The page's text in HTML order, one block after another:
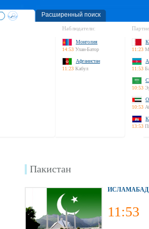
Расширенный поиск
Наблюдатели:
Монголия
14:53 Улан-Батор
Афганистан
11:23 Кабул
11:23
11:53
10:53
10:53
13:53
Пакистан
ИСЛАМАБАД
11:53